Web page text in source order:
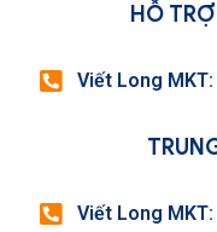
HỖ
Viết Long
Viết Long